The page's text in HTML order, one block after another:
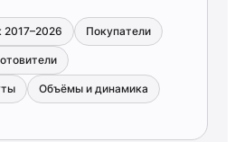
2017–2026 Покупатели
Объёмы и динамика